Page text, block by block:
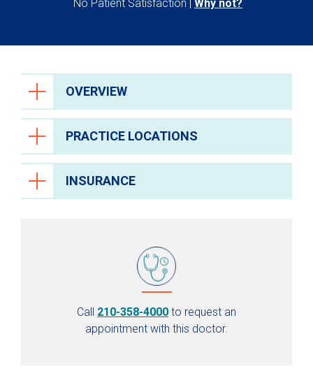
No Patient Satisfaction Why not?
OVERVIEW
PRACTICE LOCATIONS
INSURANCE
Call 210-358-4000 to request an
appointment with this doctor.